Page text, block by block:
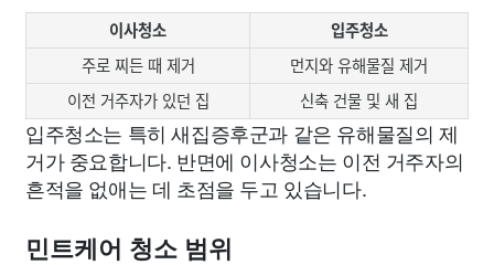
이사청소
입주청소
주로 찌든 때 제거
먼지와 유해물질 제거
이전 거주자가 있던 집
신축 건물 및 새 집
입주청소는 특히 새집증후군과 같은 유해물질의 제
거가 중요합니다. 반면에 이사청소는 이전 거주자의
흔적을 없애는 데 초점을 두고 있습니다.
민트케어 청소 범위